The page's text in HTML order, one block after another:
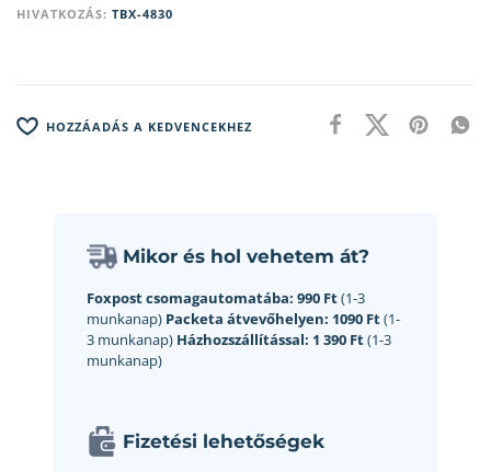
HIVATKOZÁS: TBX-4830
HOZZÁADÁS A KEDVENCEKHEZ
Mikor és hol vehetem át?
Foxpost csomagautomatába: 990 Ft(1-3
munkanap) Packeta átvevőhelyen: 1090 Ft(1-
3 munkanap) Házhozszállítással: 1 390 Ft(1-3
munkanap)
Fizetési lehetőségek